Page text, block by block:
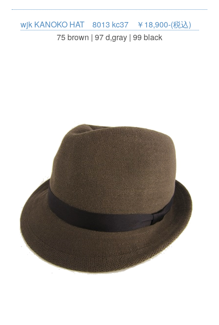
wjk KANOKO HAT 8013 kc37 ￥18,900-(税込)
75 brown | 97 d,gray | 99 black